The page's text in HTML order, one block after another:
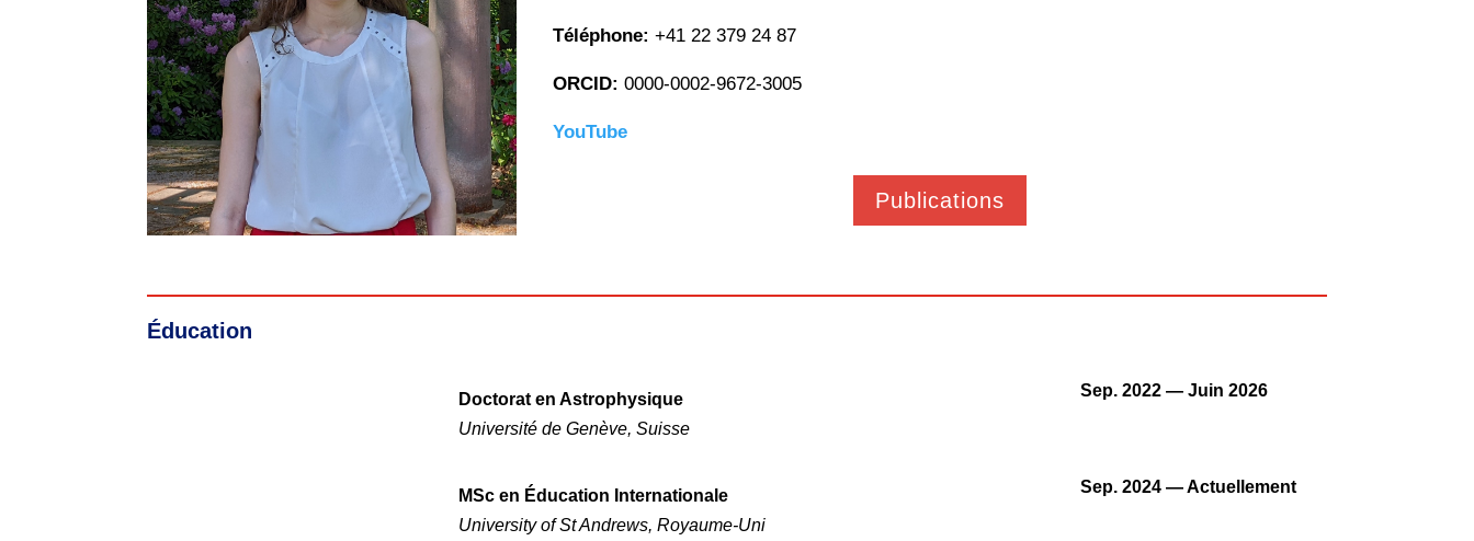
Téléphone: +41 22 379 24 87
ORCID: 0000-0002-9672-3005
YouTube
Publications
Éducation
Doctorat en Astrophysique
Université de Genève, Suisse
Sep. 2022 — Juin 2026
MSc en Éducation Internationale
University of St Andrews, Royaume-Uni
Sep. 2024 — Actuellement